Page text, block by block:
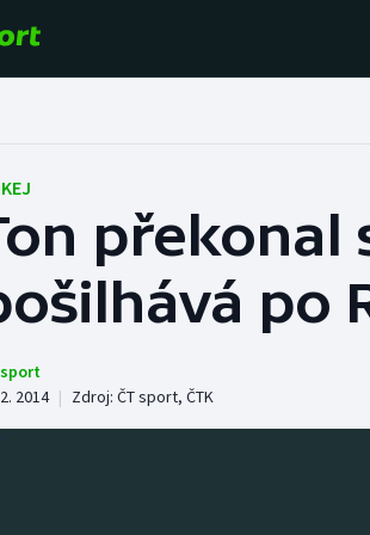
Baseball a softbal
Basketbal
Boby a skeleton
překonal
po
sport
2014 | Zdroj: ČT sport, ČTK